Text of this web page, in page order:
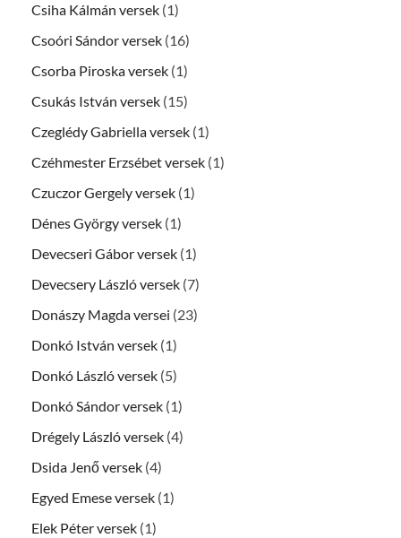
Csiha Kálmán versek (1)
Csoóri Sándor versek (16)
Csorba Piroska versek (1)
Csukás István versek (15)
Czeglédy Gabriella versek (1)
Czéhmester Erzsébet versek (1)
Czuczor Gergely versek (1)
Dénes György versek (1)
Devecseri Gábor versek (1)
Devecsery László versek (7)
Donászy Magda versei (23)
Donkó István versek (1)
Donkó László versek (5)
Donkó Sándor versek (1)
Drégely László versek (4)
Dsida Jenő versek (4)
Egyed Emese versek (1)
Elek Péter versek (1)